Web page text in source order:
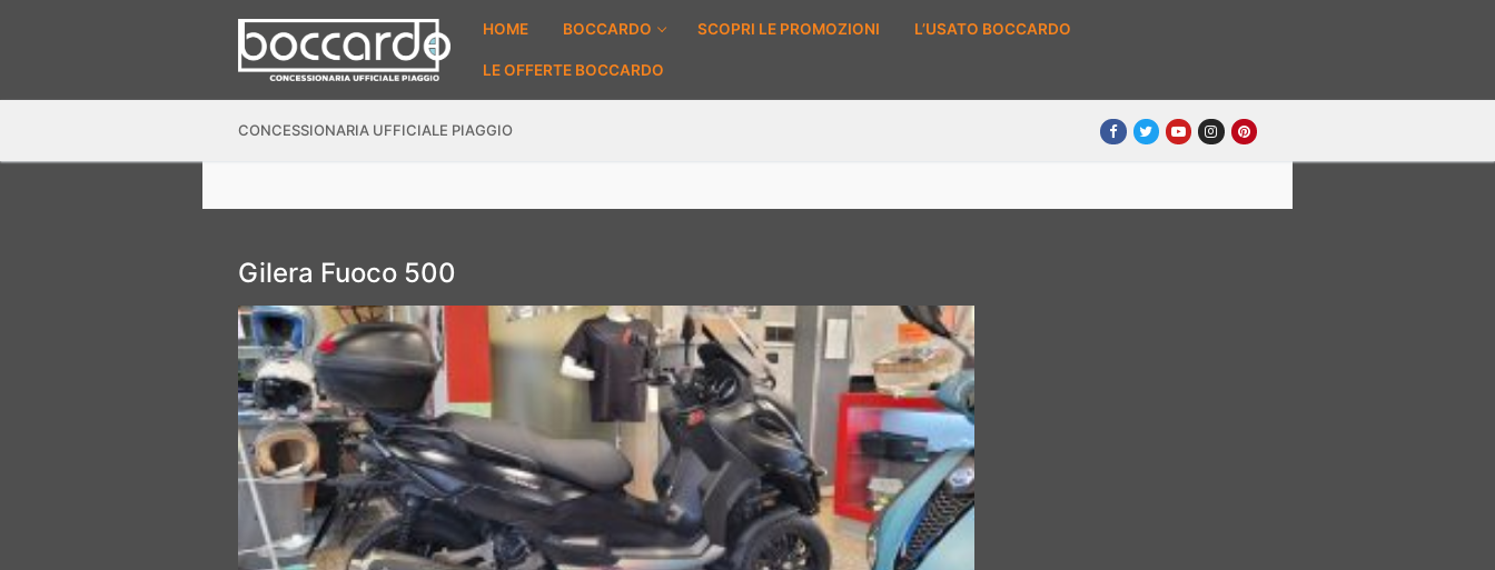
HOME BOCCARDO SCOPRI LE PROMOZIONI L’USATO BOCCARDO
LE OFFERTE BOCCARDO
CONCESSIONARIA UFFICIALE PIAGGIO
Gilera Fuoco 500